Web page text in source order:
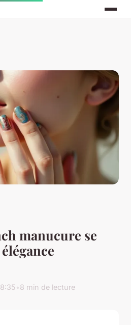
manucure se
•8 min de lecture